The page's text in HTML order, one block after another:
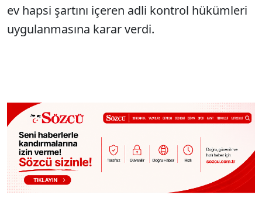
ev hapsi şartını içeren adli kontrol hükümleri
uygulanmasına karar verdi.